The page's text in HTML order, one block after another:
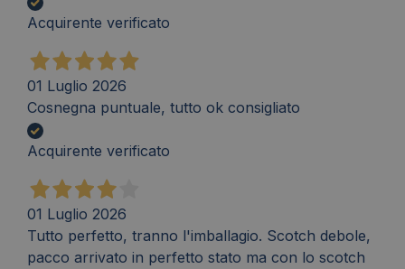
Acquirente verificato
01 Luglio 2026
Cosnegna puntuale, tutto ok consigliato
Acquirente verificato
01 Luglio 2026
Tutto perfetto, tranno l'imballagio. Scotch debole,
pacco arrivato in perfetto stato ma con lo scotch